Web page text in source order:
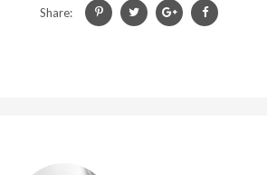
Share: